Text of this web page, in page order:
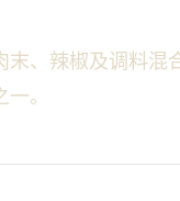
、辣椒及调料混
。